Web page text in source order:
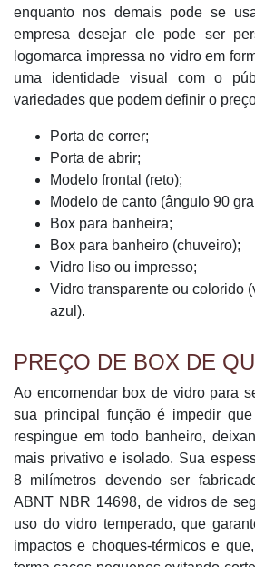
enquanto nos demais pode se
empresa desejar ele pode ser
logomarca impressa no vidro em
uma identidade visual com o
variedades que podem definir o
Porta de correr;
Porta de abrir;
Modelo frontal (reto);
Modelo de canto (ângulo 90
Box para banheira;
Box para banheiro (chuveiro);
Vidro liso ou impresso;
Vidro transparente ou colorido
azul).
PREÇO DE BOX DE
Ao encomendar box de vidro para
sua principal função é impedir
respingue em todo banheiro,
mais privativo e isolado. Sua
8 milímetros devendo ser
ABNT NBR 14698, de vidros de
uso do vidro temperado, que
impactos e choques-térmicos e